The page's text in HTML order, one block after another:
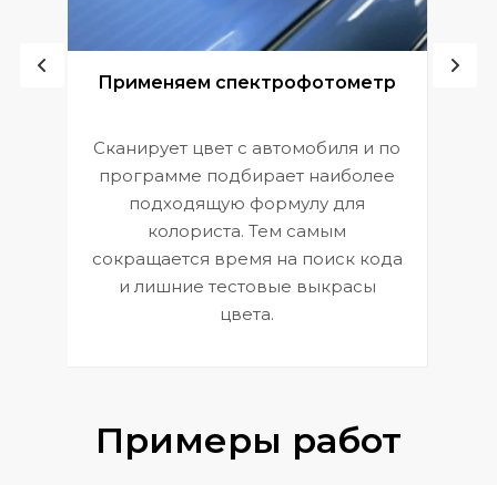
Применяем спектрофотометр
Сканирует цвет с автомобиля и по
программе подбирает наиболее
подходящую формулу для
колориста. Тем самым
сокращается время на поиск кода
и лишние тестовые выкрасы
цвета.
Примеры работ